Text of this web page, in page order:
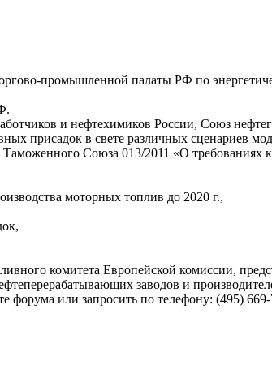
промышленной палаты РФ по
и нефтехимиков России, Союз
присадок в свете различных сценариев
Союза 013/2011 «О требованиях
моторных топлив до 2020 г.,
комитета Европейской комиссии,
заводов и
или запросить по телефону: (495)